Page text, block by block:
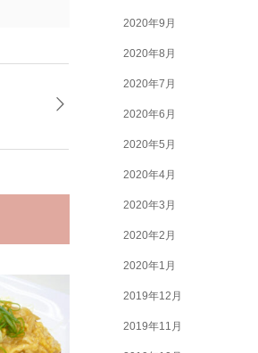
2020年9月
2020年8月
2020年7月
2020年6月
2020年5月
2020年4月
2020年3月
2020年2月
2020年1月
2019年12月
2019年11月